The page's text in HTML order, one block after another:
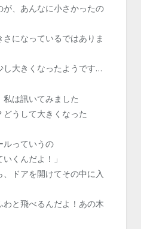
、あんなに小さかったの
になっているではありま
し大きくなったようです…
は訊いてみました
どうして大きくなった
ルっていうの
くんだよ！」
、ドアを開けてその中に入
と飛べるんだよ！あの木